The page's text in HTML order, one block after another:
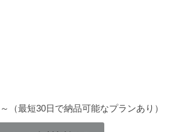
（最短30日で納品可能なプランあり）